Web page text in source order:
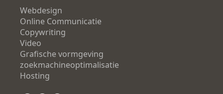
Webdesign
Online Communicatie
Copywriting
Video
Grafische vormgeving
zoekmachineoptimalisatie
Hosting